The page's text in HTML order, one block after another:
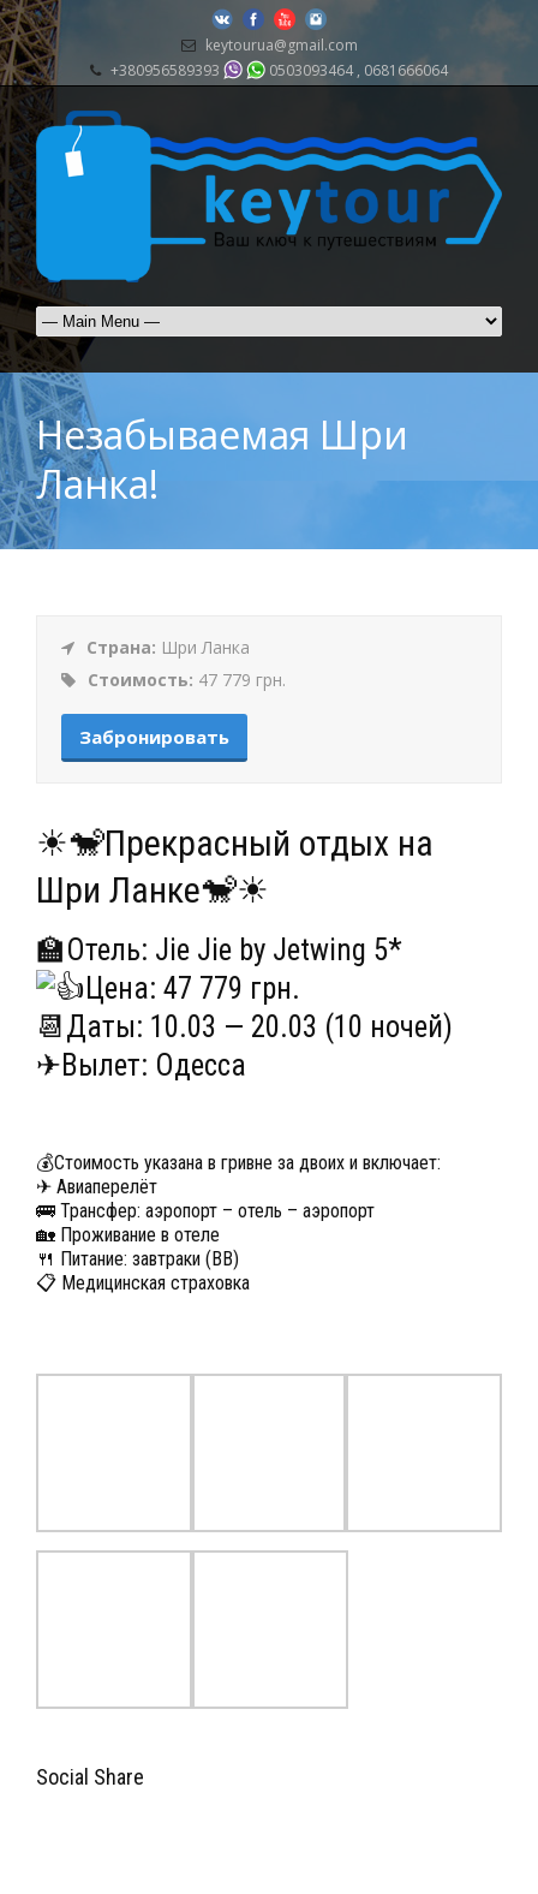
keytourua@gmail.com
+380956589393
0503093464 , 0681666064
Незабываемая Шри
Ланка!
Страна: Шри Ланка
Стоимость: 47 779 грн.
Забронировать
☀🐒Прекрасный отдых на
Шри Ланке🐒☀
🏫Отель: Jie Jie by Jetwing 5*
Цена: 47 779 грн.
📆Даты: 10.03 — 20.03 (10 ночей)
✈Вылет: Одесса
💰Стоимость указана в гривне за двоих и включает:
✈ Авиаперелёт
🚌 Трансфер: аэропорт – отель – аэропорт
🏡 Проживание в отеле
🍴 Питание: завтраки (ВВ)
📋 Медицинская страховка
Social Share